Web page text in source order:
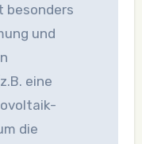
besonders
und
eine
die